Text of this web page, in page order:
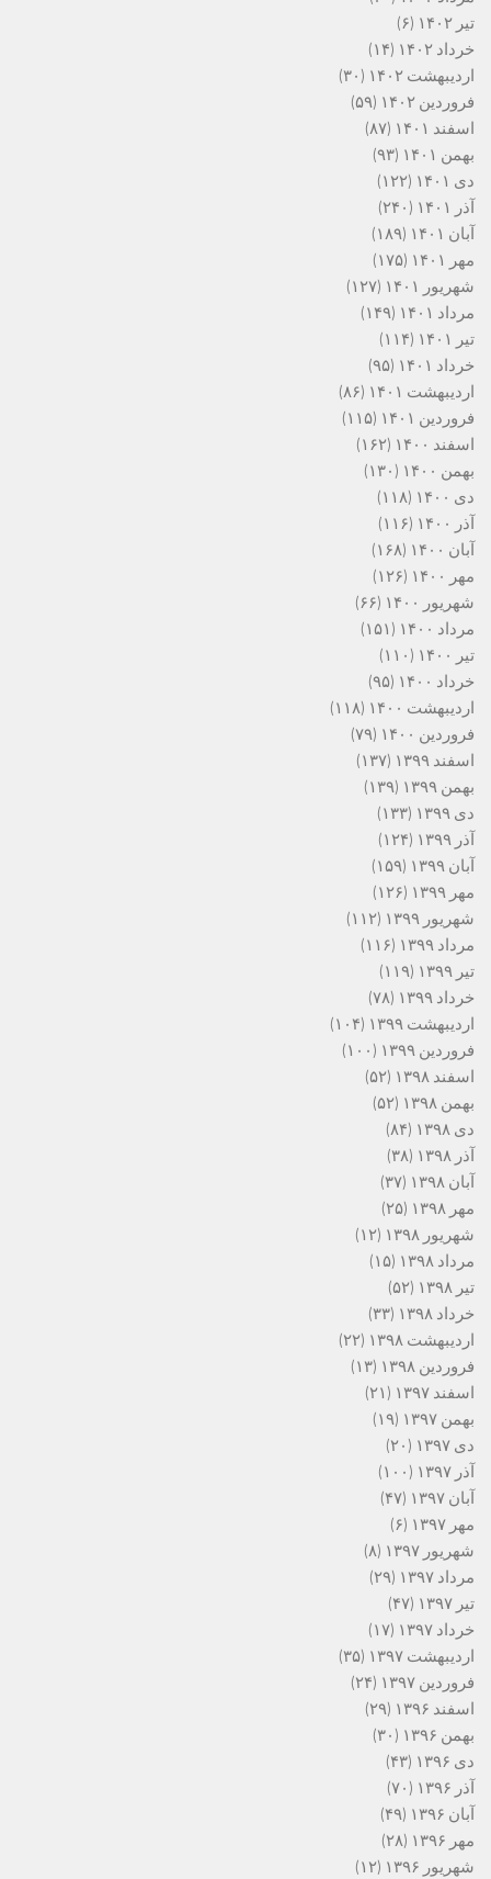
تیر ۱۴۰۲
(۶)
خرداد ۱۴۰۲
(۱۴)
اردیبهشت ۱۴۰۲
(۳۰)
فروردین ۱۴۰۲
(۵۹)
اسفند ۱۴۰۱
(۸۷)
بهمن ۱۴۰۱
(۹۳)
دی ۱۴۰۱
(۱۲۲)
آذر ۱۴۰۱
(۲۴۰)
آبان ۱۴۰۱
(۱۸۹)
مهر ۱۴۰۱
(۱۷۵)
شهریور ۱۴۰۱
(۱۲۷)
مرداد ۱۴۰۱
(۱۴۹)
تیر ۱۴۰۱
(۱۱۴)
خرداد ۱۴۰۱
(۹۵)
اردیبهشت ۱۴۰۱
(۸۶)
فروردین ۱۴۰۱
(۱۱۵)
اسفند ۱۴۰۰
(۱۶۲)
بهمن ۱۴۰۰
(۱۳۰)
دی ۱۴۰۰
(۱۱۸)
آذر ۱۴۰۰
(۱۱۶)
آبان ۱۴۰۰
(۱۶۸)
مهر ۱۴۰۰
(۱۲۶)
شهریور ۱۴۰۰
(۶۶)
مرداد ۱۴۰۰
(۱۵۱)
تیر ۱۴۰۰
(۱۱۰)
خرداد ۱۴۰۰
(۹۵)
اردیبهشت ۱۴۰۰
(۱۱۸)
فروردین ۱۴۰۰
(۷۹)
اسفند ۱۳۹۹
(۱۳۷)
بهمن ۱۳۹۹
(۱۳۹)
دی ۱۳۹۹
(۱۳۳)
آذر ۱۳۹۹
(۱۲۴)
آبان ۱۳۹۹
(۱۵۹)
مهر ۱۳۹۹
(۱۲۶)
شهریور ۱۳۹۹
(۱۱۲)
مرداد ۱۳۹۹
(۱۱۶)
تیر ۱۳۹۹
(۱۱۹)
خرداد ۱۳۹۹
(۷۸)
اردیبهشت ۱۳۹۹
(۱۰۴)
فروردین ۱۳۹۹
(۱۰۰)
اسفند ۱۳۹۸
(۵۲)
بهمن ۱۳۹۸
(۵۲)
دی ۱۳۹۸
(۸۴)
آذر ۱۳۹۸
(۳۸)
آبان ۱۳۹۸
(۳۷)
مهر ۱۳۹۸
(۲۵)
شهریور ۱۳۹۸
(۱۲)
مرداد ۱۳۹۸
(۱۵)
تیر ۱۳۹۸
(۵۲)
خرداد ۱۳۹۸
(۳۳)
اردیبهشت ۱۳۹۸
(۲۲)
فروردین ۱۳۹۸
(۱۳)
اسفند ۱۳۹۷
(۲۱)
بهمن ۱۳۹۷
(۱۹)
دی ۱۳۹۷
(۲۰)
آذر ۱۳۹۷
(۱۰۰)
آبان ۱۳۹۷
(۴۷)
مهر ۱۳۹۷
(۶)
شهریور ۱۳۹۷
(۸)
مرداد ۱۳۹۷
(۲۹)
تیر ۱۳۹۷
(۴۷)
خرداد ۱۳۹۷
(۱۷)
اردیبهشت ۱۳۹۷
(۳۵)
فروردین ۱۳۹۷
(۲۴)
اسفند ۱۳۹۶
(۲۹)
بهمن ۱۳۹۶
(۳۰)
دی ۱۳۹۶
(۴۳)
آذر ۱۳۹۶
(۷۰)
آبان ۱۳۹۶
(۴۹)
مهر ۱۳۹۶
(۲۸)
شهریور ۱۳۹۶
(۱۲)